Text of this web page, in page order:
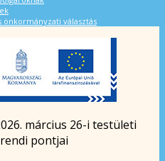
önkormányzati választás
március 26-i testületi
pontjai